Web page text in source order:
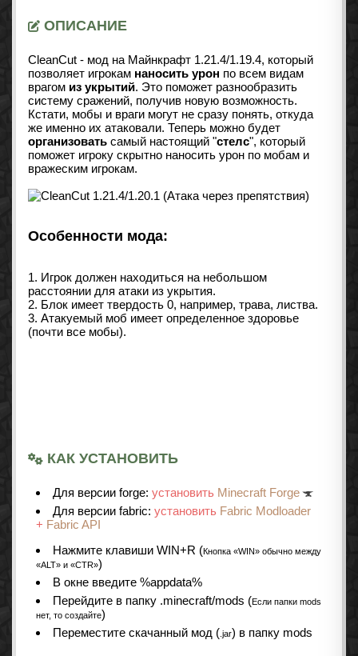
ОПИСАНИЕ
CleanCut - мод на Майнкрафт 1.21.4/1.19.4, который
позволяет игрокам наносить урон по всем видам
врагом из укрытий. Это поможет разнообразить
систему сражений, получив новую возможность.
Кстати, мобы и враги могут не сразу понять, откуда
же именно их атаковали. Теперь можно будет
организовать самый настоящий "стелс", который
поможет игроку скрытно наносить урон по мобам и
вражеским игрокам.
Особенности мода:
1. Игрок должен находиться на небольшом
расстоянии для атаки из укрытия.
2. Блок имеет твердость 0, например, трава, листва.
3. Атакуемый моб имеет определенное здоровье
(почти все мобы).
КАК УСТАНОВИТЬ
Для версии forge: установить Minecraft Forge
Для версии fabric: установить Fabric Modloader
+ Fabric API
Нажмите клавиши WIN+R (Кнопка «WIN» обычно между
«ALT» и «CTR»)
В окне введите %appdata%
Перейдите в папку .minecraft/mods (Если папки mods
нет, то создайте)
Переместите скачанный мод ( .jar) в папку mods